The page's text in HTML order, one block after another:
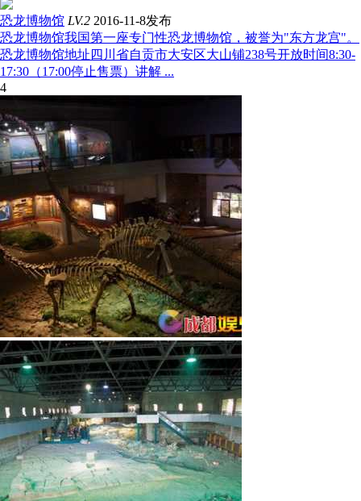
恐龙博物馆 LV.2 2016-11-8发布
恐龙博物馆我国第一座专门性恐龙博物馆，被誉为"东方龙宫"。
恐龙博物馆地址四川省自贡市大安区大山铺238号开放时间8:30-
17:30（17:00停止售票）讲解 ...
4